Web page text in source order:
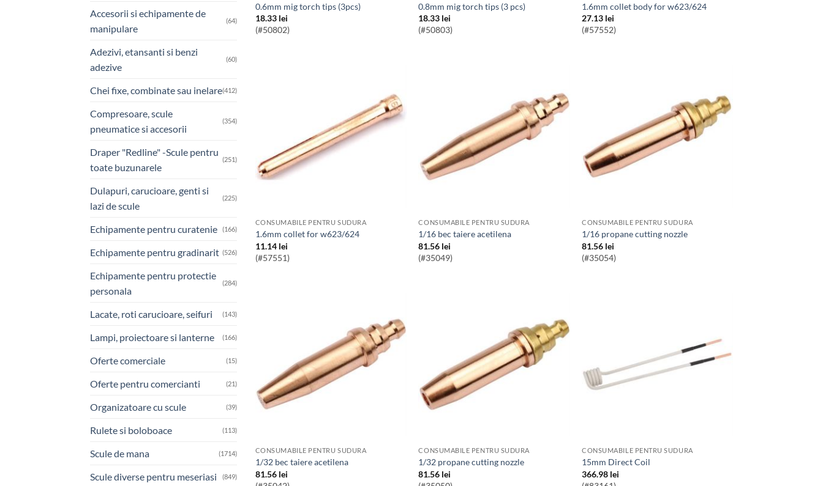
Accesorii si echipamente de
manipulare
(64)
Adezivi, etansanti si benzi
adezive
(60)
Chei fixe, combinate sau inelare(412)
Compresoare, scule
pneumatice si accesorii
(354)
Draper "Redline" -Scule pentru
toate buzunarele
(251)
Dulapuri, carucioare, genti si
lazi de scule
(225)
Echipamente pentru curatenie (166)
Echipamente pentru gradinarit (526)
Echipamente pentru protectie
personala
(284)
Lacate, roti carucioare, seifuri (143)
Lampi, proiectoare si lanterne (166)
Oferte comerciale (15)
Oferte pentru comercianti (21)
Organizatoare cu scule (39)
Rulete si boloboace (113)
Scule de mana (1714)
Scule diverse pentru meseriasi (849)
0.6mm mig torch tips (3pcs)
18.33 lei
(#50802)
0.8mm mig torch tips (3 pcs)
18.33 lei
(#50803)
1.6mm collet body for w623/624
27.13 lei
(#57552)
CONSUMABILE PENTRU SUDURA
1.6mm collet for w623/624
11.14 lei
(#57551)
CONSUMABILE PENTRU SUDURA
1/16 bec taiere acetilena
81.56 lei
(#35049)
CONSUMABILE PENTRU SUDURA
1/16 propane cutting nozzle
81.56 lei
(#35054)
CONSUMABILE PENTRU SUDURA
1/32 bec taiere acetilena
81.56 lei
CONSUMABILE PENTRU SUDURA
1/32 propane cutting nozzle
81.56 lei
CONSUMABILE PENTRU SUDURA
15mm Direct Coil
366.98 lei